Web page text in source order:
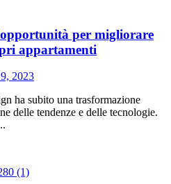
per migliorare
appartamenti
2023
ha subito una trasformazione
delle tendenze e delle tecnologie.